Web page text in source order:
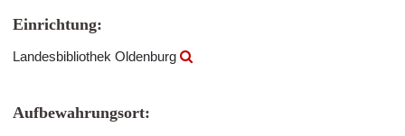
Einrichtung:
Landesbibliothek Oldenburg
Aufbewahrungsort: